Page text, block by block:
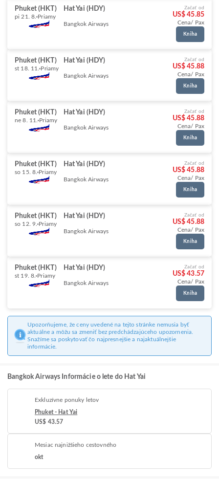
Phuket (HKT) Hat Yai (HDY)
pi 21. 8. Priamy
Bangkok Airways
Začať od
US$ 45.85
Cena/ Pax
Kniha
Phuket (HKT) Hat Yai (HDY)
st 18. 11. Priamy
Bangkok Airways
Začať od
US$ 45.88
Cena/ Pax
Kniha
Phuket (HKT) Hat Yai (HDY)
ne 8. 11. Priamy
Bangkok Airways
Začať od
US$ 45.88
Cena/ Pax
Kniha
Phuket (HKT) Hat Yai (HDY)
so 15. 8. Priamy
Bangkok Airways
Začať od
US$ 45.88
Cena/ Pax
Kniha
Phuket (HKT) Hat Yai (HDY)
so 12. 9. Priamy
Bangkok Airways
Začať od
US$ 45.88
Cena/ Pax
Kniha
Phuket (HKT) Hat Yai (HDY)
st 19. 8. Priamy
Bangkok Airways
Začať od
US$ 43.57
Cena/ Pax
Kniha
Upozorňujeme, že ceny uvedené na tejto stránke nemusia byť
aktuálne a môžu sa zmeniť bez predchádzajúceho upozornenia.
Snažíme sa poskytovať čo najpresnejšie a najaktuálnejšie
informácie.
Bangkok Airways Informácie o lete do Hat Yai
Exkluzívne ponuky letov
Phuket - Hat Yai
US$ 43.57
Mesiac najnižšieho cestovného
okt